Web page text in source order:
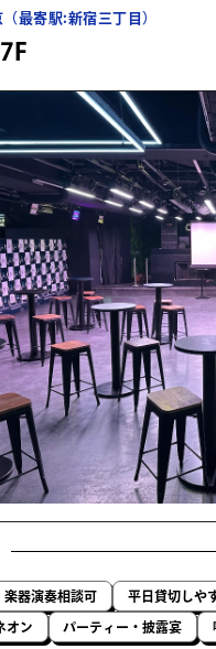
最寄駅:新宿三丁目）
楽器演奏相談可 平日貸切しや
オン パーティー・披露宴